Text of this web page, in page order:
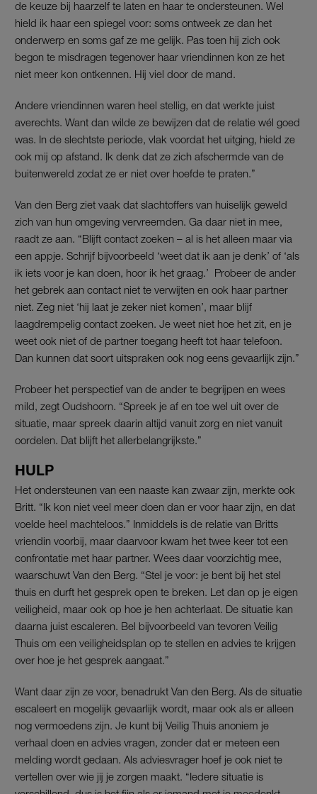
de keuze bij haarzelf te laten en haar te ondersteunen. Wel
hield ik haar een spiegel voor: soms ontweek ze dan het
onderwerp en soms gaf ze me gelijk. Pas toen hij zich ook
begon te misdragen tegenover haar vriendinnen kon ze het
niet meer kon ontkennen. Hij viel door de mand.
Andere vriendinnen waren heel stellig, en dat werkte juist
averechts. Want dan wilde ze bewijzen dat de relatie wél goed
was. In de slechtste periode, vlak voordat het uitging, hield ze
ook mij op afstand. Ik denk dat ze zich afschermde van de
buitenwereld zodat ze er niet over hoefde te praten.”
Van den Berg ziet vaak dat slachtoffers van huiselijk geweld
zich van hun omgeving vervreemden. Ga daar niet in mee,
raadt ze aan. “Blijft contact zoeken – al is het alleen maar via
een appje. Schrijf bijvoorbeeld ‘weet dat ik aan je denk’ of ‘als
ik iets voor je kan doen, hoor ik het graag.’ Probeer de ander
het gebrek aan contact niet te verwijten en ook haar partner
niet. Zeg niet ‘hij laat je zeker niet komen’, maar blijf
laagdrempelig contact zoeken. Je weet niet hoe het zit, en je
weet ook niet of de partner toegang heeft tot haar telefoon.
Dan kunnen dat soort uitspraken ook nog eens gevaarlijk zijn.”
Probeer het perspectief van de ander te begrijpen en wees
mild, zegt Oudshoorn. “Spreek je af en toe wel uit over de
situatie, maar spreek daarin altijd vanuit zorg en niet vanuit
oordelen. Dat blijft het allerbelangrijkste.”
HULP
Het ondersteunen van een naaste kan zwaar zijn, merkte ook
Britt. “Ik kon niet veel meer doen dan er voor haar zijn, en dat
voelde heel machteloos.” Inmiddels is de relatie van Britts
vriendin voorbij, maar daarvoor kwam het twee keer tot een
confrontatie met haar partner. Wees daar voorzichtig mee,
waarschuwt Van den Berg. “Stel je voor: je bent bij het stel
thuis en durft het gesprek open te breken. Let dan op je eigen
veiligheid, maar ook op hoe je hen achterlaat. De situatie kan
daarna juist escaleren. Bel bijvoorbeeld van tevoren Veilig
Thuis om een veiligheidsplan op te stellen en advies te krijgen
over hoe je het gesprek aangaat.”
Want daar zijn ze voor, benadrukt Van den Berg. Als de situatie
escaleert en mogelijk gevaarlijk wordt, maar ook als er alleen
nog vermoedens zijn. Je kunt bij Veilig Thuis anoniem je
verhaal doen en advies vragen, zonder dat er meteen een
melding wordt gedaan. Als adviesvrager hoef je ook niet te
vertellen over wie jij je zorgen maakt. “Iedere situatie is